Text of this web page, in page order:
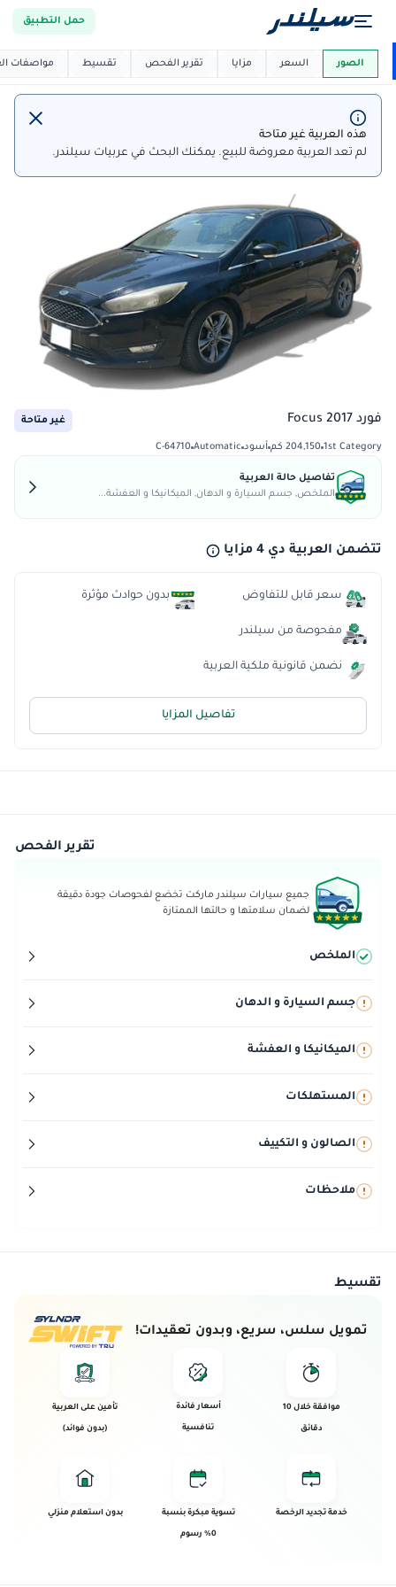
حمل التطبيق
العربية دي ماركت
هذه العربية غير متاحة
لم تعد العربية معروضة للبيع. يمكنك البحث في عربيات سيلندر.
فورد Focus 2017 غير متاحة
1st Category 204,150 كم أسود Automatic
C-64710
تفاصيل حالة العربية
الملخص, جسم السيارة و الدهان, الميكانيكا و العفشة...
تتضمن العربية دي 4 مزايا
سعر قابل للتفاوض
مفحوصة من سيلندر
نضمن قانونية ملكية العربية
بدون حوادث مؤثرة
تفاصيل المزايا
الصور السعر مزايا تقرير الفحص تقسيط مواصفات
تقرير الفحص
جميع سيارات سيلندر ماركت تخضع لفحوصات جودة دقيقة
لضمان سلامتها و حالتها الممتازة
الملخص
جسم السيارة و الدهان
الميكانيكا و العفشة
المستهلكات
الصالون و التكييف
ملاحظات
تقسيط
تمويل سلس، سريع، وبدون تعقيدات!
موافقة خلال 10
دقائق
أسعار فائدة
تنافسية
تأمين على العربية
(بدون فوائد)
خدمة تجديد الرخصة تسوية مبكرة بنسبة
0% رسوم
بدون استعلام منزلي